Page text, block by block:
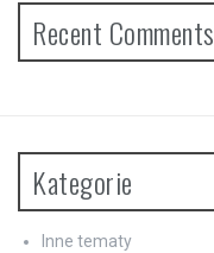
Recent Comments
Kategorie
Inne tematy